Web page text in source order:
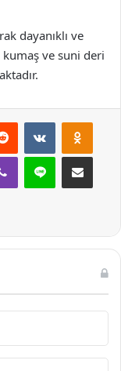
dayanıklı ve
ve suni deri
Reddit VKontakte
Viber Line E-Posta ile